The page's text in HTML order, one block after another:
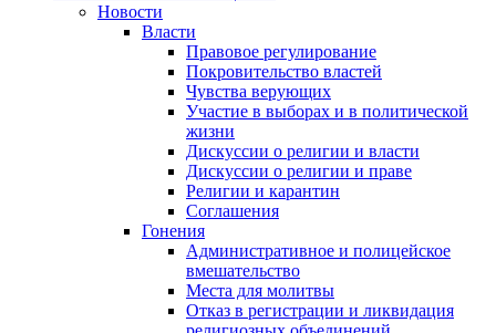
Новости
Власти
Правовое регулирование
Покровительство властей
Чувства верующих
Участие в выборах и в политической
жизни
Дискуссии о религии и власти
Дискуссии о религии и праве
Религии и карантин
Соглашения
Гонения
Административное и полицейское
вмешательство
Места для молитвы
Отказ в регистрации и ликвидация